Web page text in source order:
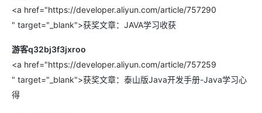
<a href="https://developer.aliyun.com/article/757290
" target="_blank">获奖文章：JAVA学习收获
游客q32bj3f3jxroo
<a href="https://developer.aliyun.com/article/757259
" target="_blank">获奖文章：泰山版Java开发手册-Java学习心
得